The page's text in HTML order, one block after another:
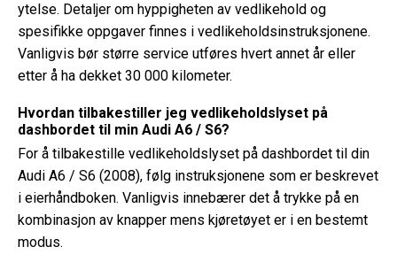
ytelse. Detaljer om hyppigheten av vedlikehold og
spesifikke oppgaver finnes i vedlikeholdsinstruksjonene.
Vanligvis bør større service utføres hvert annet år eller
etter å ha dekket 30 000 kilometer.
Hvordan tilbakestiller jeg vedlikeholdslyset på
dashbordet til min Audi A6 / S6?
For å tilbakestille vedlikeholdslyset på dashbordet til din
Audi A6 / S6 (2008), følg instruksjonene som er beskrevet
i eierhåndboken. Vanligvis innebærer det å trykke på en
kombinasjon av knapper mens kjøretøyet er i en bestemt
modus.